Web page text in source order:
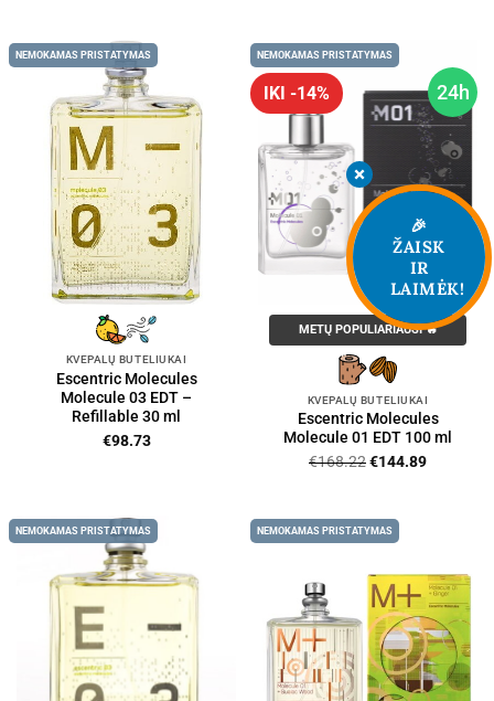
NEMOKAMAS PRISTATYMAS
KVEPALŲ BUTELIUKAI
Escentric Molecules
Molecule 03 EDT –
Refillable 30 ml
€98.73
24h
IKI -14%
NEMOKAMAS PRISTATYMAS
METŲ POPULIARIAUSI 🔥
KVEPALŲ BUTELIUKAI
Escentric Molecules
Molecule 01 EDT 100 ml
€168.22Original
€168.22.
€144.89Current
NEMOKAMAS PRISTATYMAS NEMOKAMAS PRISTATYMAS
🎉
ŽAISK
IR
LAIMĖK!